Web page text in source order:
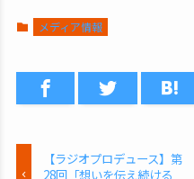
メディア情報
【ラジオプロデュース】第
28回「想いを伝え続ける